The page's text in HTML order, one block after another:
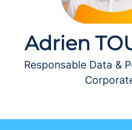
Adrien
Responsable Data &